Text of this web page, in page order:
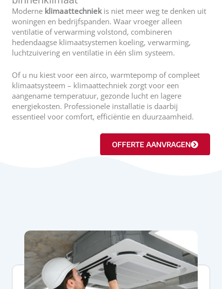
Moderne klimaattechniekis niet meer weg te denken uit
woningen en bedrijfspanden. Waar vroeger alleen
ventilatie of verwarming volstond, combineren
hedendaagse klimaatsystemen koeling, verwarming,
luchtzuivering en ventilatie in één slim systeem.
Of u nu kiest voor een airco, warmtepomp of compleet
klimaatsysteem – klimaattechniek zorgt voor een
aangename temperatuur, gezonde lucht en lagere
energiekosten. Professionele installatie is daarbij
essentieel voor comfort, efficiëntie en duurzaamheid.
OFFERTE AANVRAGEN